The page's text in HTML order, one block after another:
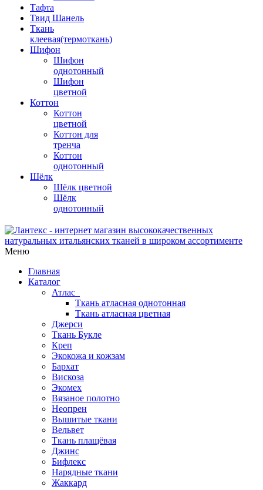
Тафта
Твид Шанель
Ткань
клеевая(термоткань)
Шифон
Шифон
однотонный
Шифон
цветной
Коттон
Коттон
цветной
Коттон для
тренча
Коттон
однотонный
Шёлк
Шёлк цветной
Шёлк
однотонный
Меню
Главная
Каталог
Атлас
Ткань атласная однотонная
Ткань атласная цветная
Джерси
Ткань Букле
Креп
Экокожа и кожзам
Бархат
Вискоза
Экомех
Вязаное полотно
Неопрен
Вышитые ткани
Вельвет
Ткань плащёвая
Джинс
Бифлекс
Нарядные ткани
Жаккард